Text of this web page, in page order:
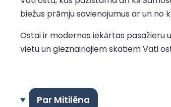
biežus prāmju savienojumus ar un no
Ostai ir modernas iekārtas pasažieru
vietu un gleznainajiem skatiem Vati
Par Mitilēna